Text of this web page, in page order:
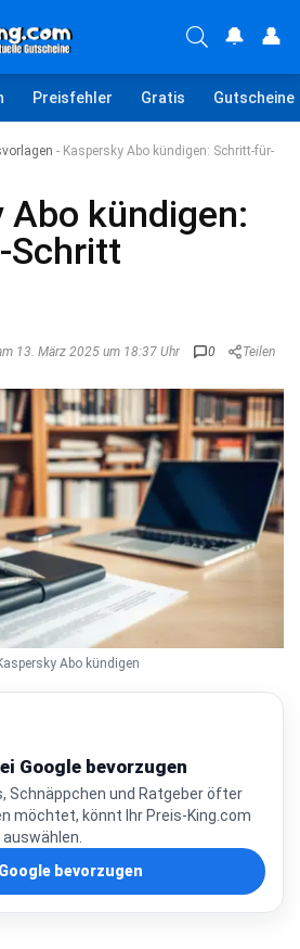
🔔 👤
Preisfehler Gratis Gutscheine
- Kaspersky Abo kündigen: Schritt-für-
Abo kündigen:
Schritt
13. März 2025 um 18:37 Uhr 0 Teilen
Abo kündigen
Google bevorzugen
Schnäppchen und Ratgeber öfter
möchtet, könnt Ihr Preis-King.com
bevorzugen